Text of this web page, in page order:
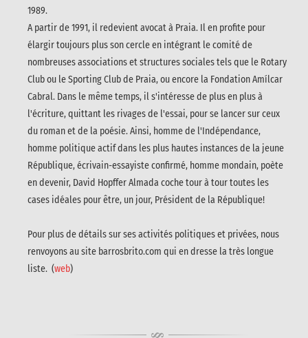
1989.
A partir de 1991, il redevient avocat à Praia. Il en profite pour
élargir toujours plus son cercle en intégrant le comité de
nombreuses associations et structures sociales tels que le Rotary
Club ou le Sporting Club de Praia, ou encore la Fondation Amílcar
Cabral. Dans le même temps, il s'intéresse de plus en plus à
l'écriture, quittant les rivages de l'essai, pour se lancer sur ceux
du roman et de la poésie. Ainsi, homme de l'Indépendance,
homme politique actif dans les plus hautes instances de la jeune
République, écrivain-essayiste confirmé, homme mondain, poète
en devenir, David Hopffer Almada coche tour à tour toutes les
cases idéales pour être, un jour, Président de la République!
Pour plus de détails sur ses activités politiques et privées, nous
renvoyons au site barrosbrito.com qui en dresse la très longue
liste. (web)